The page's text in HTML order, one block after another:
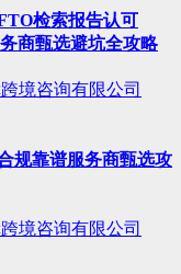
检索报告认可
商甄选避坑全攻略
境咨询有限公司
规靠谱服务商甄选攻
境咨询有限公司